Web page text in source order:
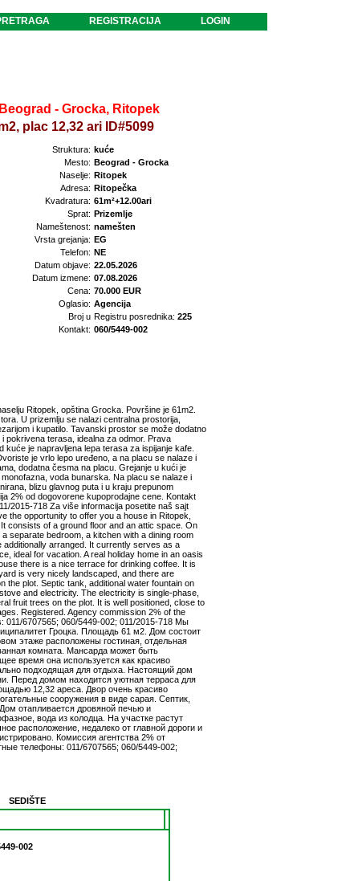
REGISTRACIJA LOGIN
- Grocka, Ritopek
plac 12,32 ari ID#5099
Struktura: kuće
Mesto: Beograd - Grocka
Naselje: Ritopek
Adresa: Ritopečka
Kvadratura: 61m²+12.00ari
Sprat: Prizemlje
Nameštenost: namešten
Vrsta grejanja: EG
Telefon: NE
Datum objave: 22.05.2026
Datum izmene: 07.08.2026
Cena: 70.000 EUR
Oglasio: Agencija
Broj u Registru posrednika: 225
Kontakt: 060/5449-002
Ritopek, opština Grocka. Površine je 61m2.
U prizemlju se nalazi centralna prostorija,
i kupatilo. Tavanski prostor se može dodatno
pokrivena terasa, idealna za odmor. Prava
kuće je napravljena lepa terasa za ispijanje kafe.
je vrlo lepo uređeno, a na placu se nalaze i
dodatna česma na placu. Grejanje u kući je
voda bunarska. Na placu se nalaze i
blizu glavnog puta i u kraju prepunom
2% od dogovorene kupoprodajne cene. Kontakt
2015-718 Za više informacija posetite naš sajt
the opportunity to offer you a house in Ritopek,
consists of a ground floor and an attic space. On
separate bedroom, a kitchen with a dining room
arranged. It currently serves as a
ideal for vacation. A real holiday home in an oasis
there is a nice terrace for drinking coffee. It is
is very nicely landscaped, and there are
the plot. Septic tank, additional water fountain on
and electricity. The electricity is single-phase,
fruit trees on the plot. It is well positioned, close to
Registered. Agency commission 2% of the
011/6707565; 060/5449-002; 011/2015-718 Мы
Гроцка. Площадь 61 м2. Дом состоит
этаже расположены гостиная, отдельная
комната. Мансарда может быть
время она используется как красиво
подходящая для отдыха. Настоящий дом
Перед домом находится уютная терраса для
12,32 ареса. Двор очень красиво
сооружения в виде сарая. Септик,
отапливается дровяной печью и
вода из колодца. На участке растут
расположение, недалеко от главной дороги и
Комиссия агентства 2% от
телефоны: 011/6707565; 060/5449-002;
SEDIŠTE
002